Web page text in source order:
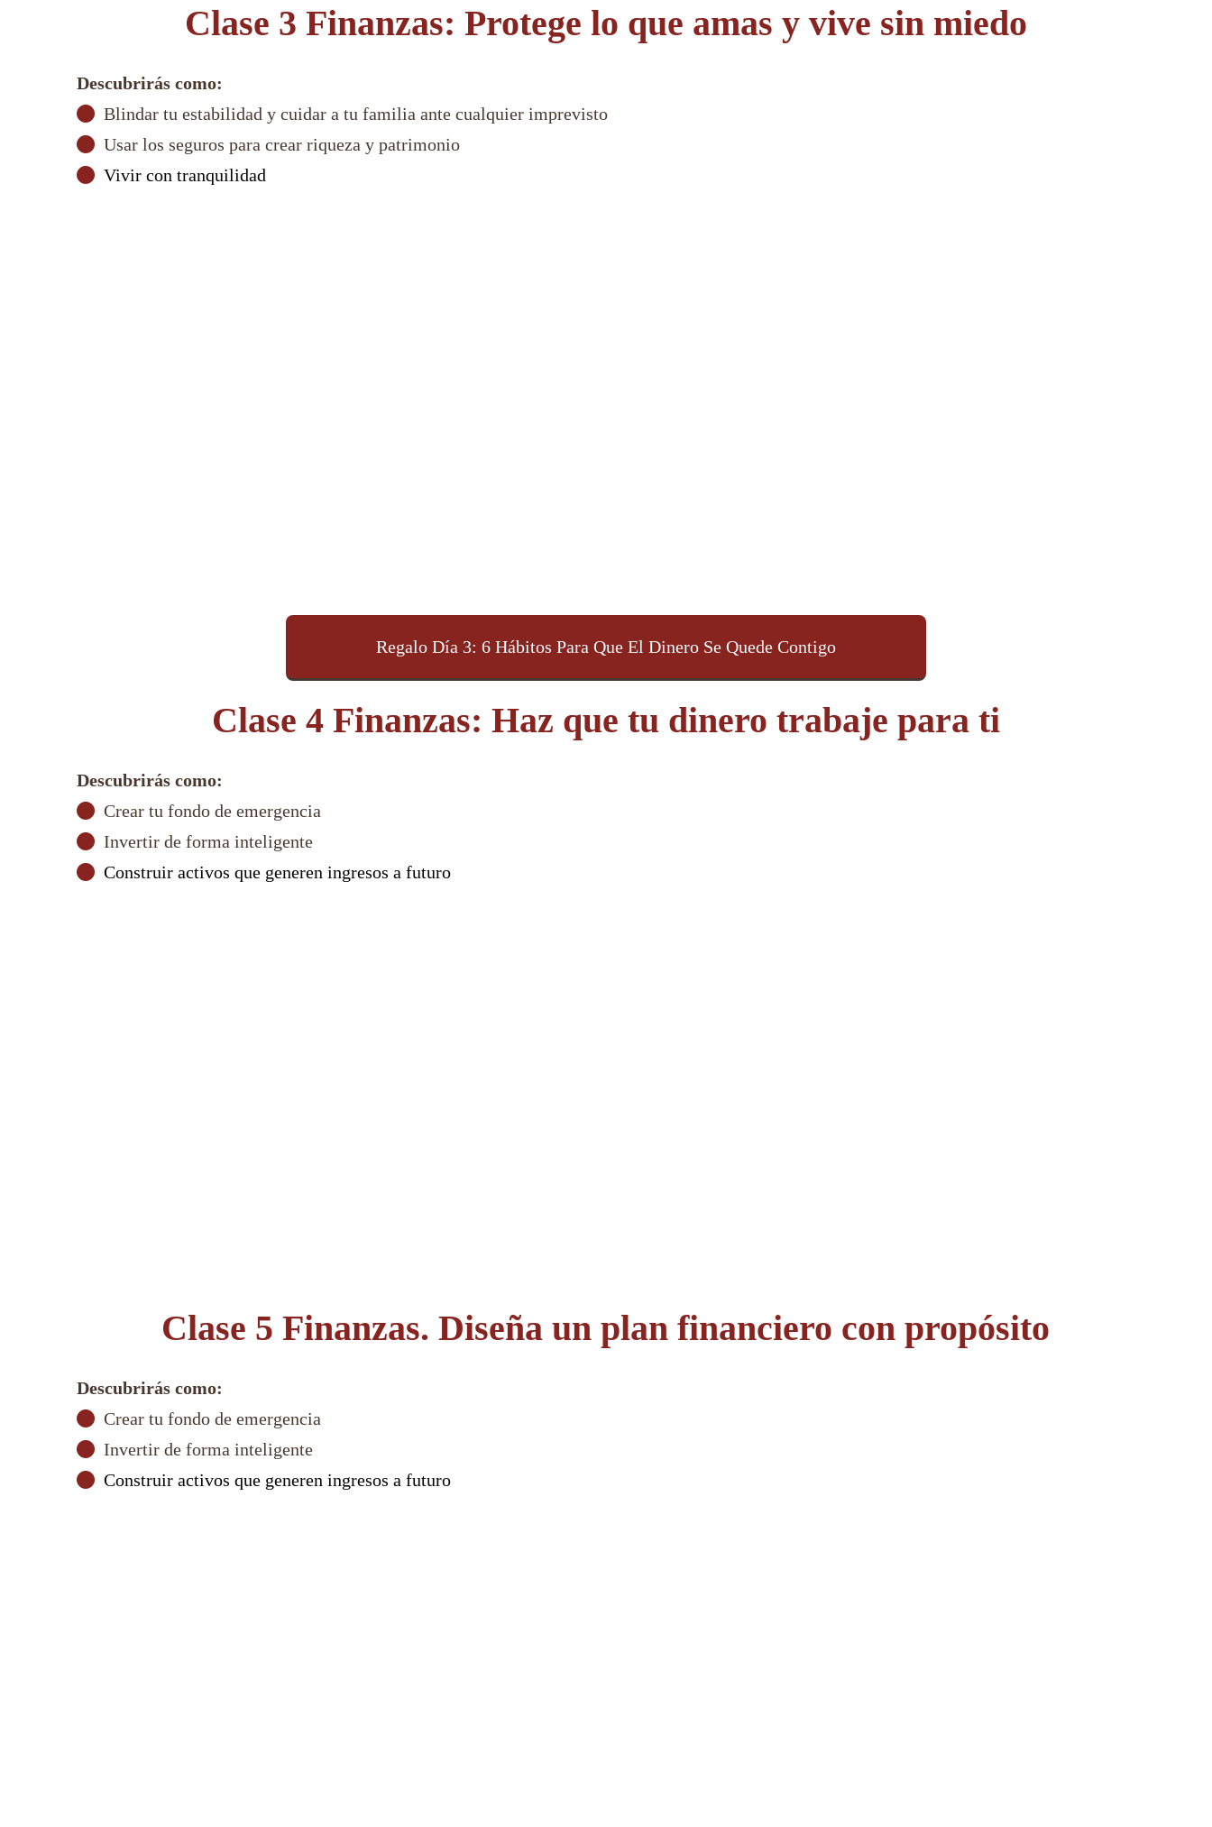
Clase 3 Finanzas: Protege lo que amas y vive sin miedo
Descubrirás como:
Blindar tu estabilidad y cuidar a tu familia ante cualquier imprevisto
Usar los seguros para crear riqueza y patrimonio
Vivir con tranquilidad
Regalo Día 3: 6 Hábitos Para Que El Dinero Se Quede Contigo
Clase 4 Finanzas: Haz que tu dinero trabaje para ti
Descubrirás como:
Crear tu fondo de emergencia
Invertir de forma inteligente
Construir activos que generen ingresos a futuro
Clase 5 Finanzas. Diseña un plan financiero con propósito
Descubrirás como:
Crear tu fondo de emergencia
Invertir de forma inteligente
Construir activos que generen ingresos a futuro